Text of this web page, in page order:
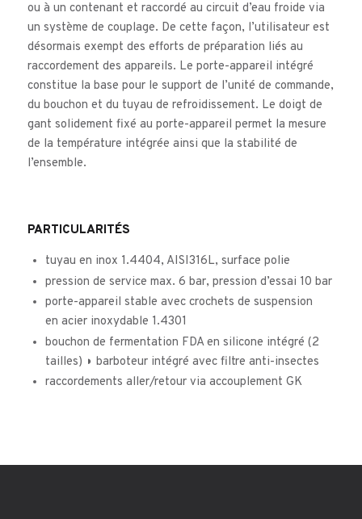
ou à un contenant et raccordé au circuit d’eau froide via
un système de couplage. De cette façon, l’utilisateur est
désormais exempt des efforts de préparation liés au
raccordement des appareils. Le porte-appareil intégré
constitue la base pour le support de l’unité de commande,
du bouchon et du tuyau de refroidissement. Le doigt de
gant solidement fixé au porte-appareil permet la mesure
de la température intégrée ainsi que la stabilité de
l’ensemble.
PARTICULARITÉS
tuyau en inox 1.4404, AISI316L, surface polie
pression de service max. 6 bar, pression d’essai 10 bar
porte-appareil stable avec crochets de suspension
en acier inoxydable 1.4301
bouchon de fermentation FDA en silicone intégré (2
tailles) ◗ barboteur intégré avec filtre anti-insectes
raccordements aller/retour via accouplement GK